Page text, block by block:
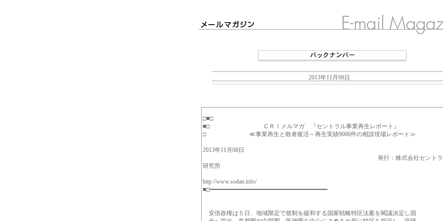
2013年11月08日
□■□
■□ ＣＲＩメルマガ 『セントラル事業再生レポート』
□ ≪事業再生と敗者復活～再生実績9000件の相談現場レポート≫
2013年11月08日
発行：株式会社セントラル
研究所
http://www.sodan.info/
■□━━━━━━━━━━━━━━━━━━━━━━━━━━━━━━━━━━
安倍政権は５日、地域限定で規制を緩和する国家戦略特区法案を閣議決定し国